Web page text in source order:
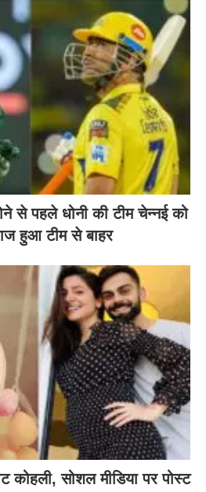
से पहले धोनी की टीम चेन्नई को
हुआ टीम से बाहर
कोहली, सोशल मीडिया पर पोस्ट